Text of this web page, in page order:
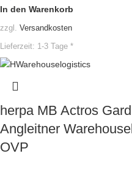
In den Warenkorb
zzgl. Versandkosten
Lieferzeit: 1-3 Tage *
herpa MB Actros
Angleitner
OVP